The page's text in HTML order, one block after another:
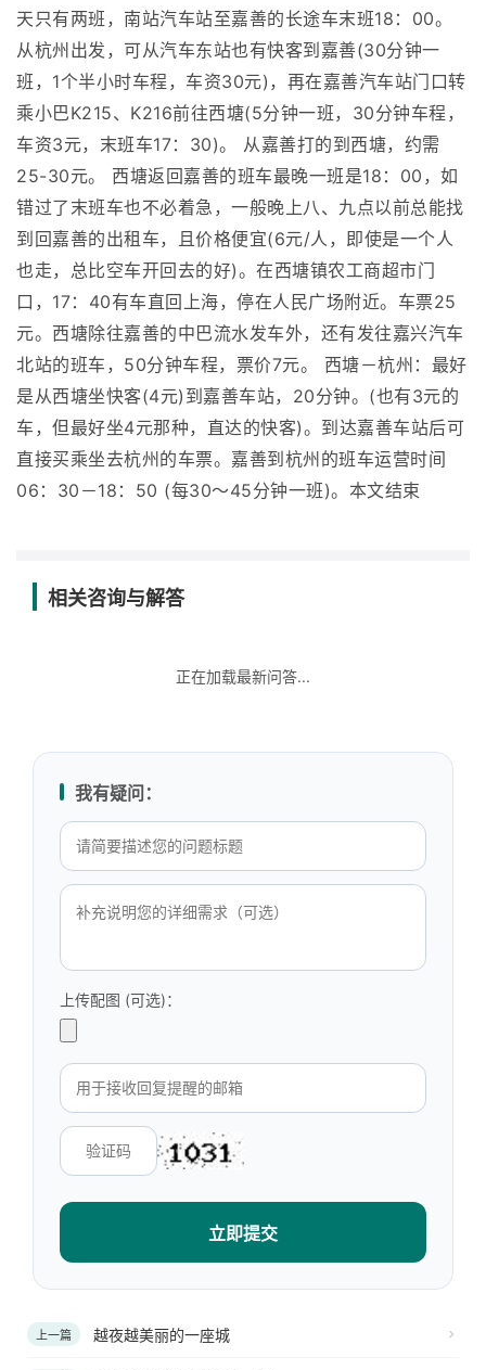
天只有两班，南站汽车站至嘉善的长途车末班18：00。
从杭州出发，可从汽车东站也有快客到嘉善(30分钟一
班，1个半小时车程，车资30元)，再在嘉善汽车站门口转
乘小巴K215、K216前往西塘(5分钟一班，30分钟车程，
车资3元，末班车17：30)。 从嘉善打的到西塘，约需
25-30元。 西塘返回嘉善的班车最晚一班是18：00，如
错过了末班车也不必着急，一般晚上八、九点以前总能找
到回嘉善的出租车，且价格便宜(6元/人，即使是一个人
也走，总比空车开回去的好)。在西塘镇农工商超市门
口，17：40有车直回上海，停在人民广场附近。车票25
元。西塘除往嘉善的中巴流水发车外，还有发往嘉兴汽车
北站的班车，50分钟车程，票价7元。 西塘－杭州：最好
是从西塘坐快客(4元)到嘉善车站，20分钟。(也有3元的
车，但最好坐4元那种，直达的快客)。到达嘉善车站后可
直接买乘坐去杭州的车票。嘉善到杭州的班车运营时间
06：30－18：50 (每30～45分钟一班)。本文结束
相关咨询与解答
正在加载最新问答...
我有疑问：
上传配图 (可选)：
立即提交
上一篇 越夜越美丽的一座城